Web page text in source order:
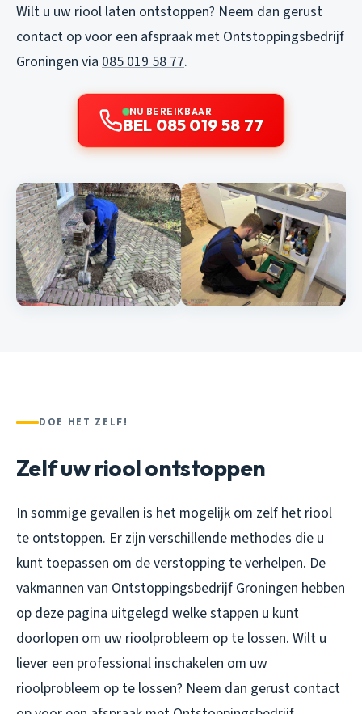
Wilt u uw riool laten ontstoppen? Neem dan gerust
contact op voor een afspraak met Ontstoppingsbedrijf
Groningen via 085 019 58 77.
NU BEREIKBAAR
BEL 085 019 58 77
DOE HET ZELF!
Zelf uw riool ontstoppen
In sommige gevallen is het mogelijk om zelf het riool
te ontstoppen. Er zijn verschillende methodes die u
kunt toepassen om de verstopping te verhelpen. De
vakmannen van Ontstoppingsbedrijf Groningen hebben
op deze pagina uitgelegd welke stappen u kunt
doorlopen om uw rioolprobleem op te lossen. Wilt u
liever een professional inschakelen om uw
rioolprobleem op te lossen? Neem dan gerust contact